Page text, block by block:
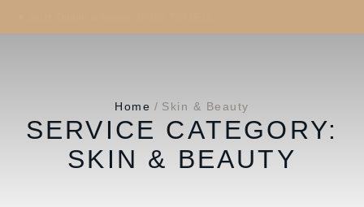
Home / Skin & Beauty
SERVICE CATEGORY:
SKIN & BEAUTY